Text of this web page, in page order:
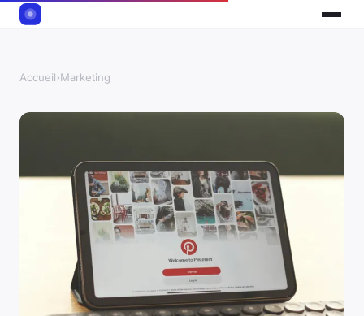
Accueil›Marketing